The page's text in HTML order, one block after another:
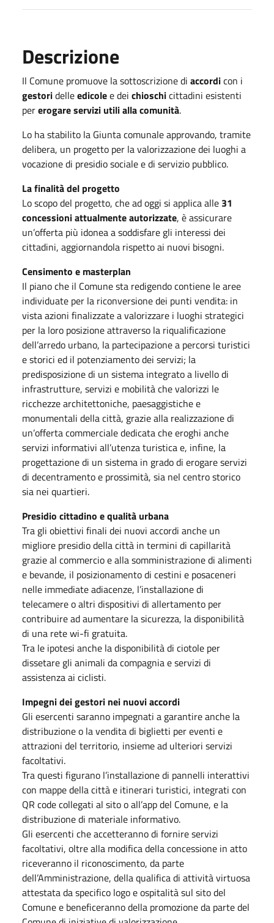
Descrizione
Il Comune promuove la sottoscrizione di accordicon i
gestoridelleedicolee dei chioschicittadini esistenti
pererogare servizi utili alla comunità.
Lo ha stabilito la Giunta comunale approvando, tramite
delibera, un progetto per la valorizzazione dei luoghi a
vocazione di presidio sociale e di servizio pubblico.
La finalità del progetto
Lo scopo del progetto, che ad oggi si applica alle 31
concessioni attualmente autorizzate, è assicurare
un’offerta più idonea a soddisfare gli interessi dei
cittadini, aggiornandola rispetto ai nuovi bisogni.
Censimento e masterplan
Il piano che il Comune sta redigendo contiene le aree
individuate per la riconversione dei punti vendita: in
vista azioni finalizzate a valorizzare i luoghi strategici
per la loro posizione attraverso la riqualificazione
dell’arredo urbano, la partecipazione a percorsi turistici
e storici ed il potenziamento dei servizi; la
predisposizione di un sistema integrato a livello di
infrastrutture, servizi e mobilità che valorizzi le
ricchezze architettoniche, paesaggistiche e
monumentali della città, grazie alla realizzazione di
un’offerta commerciale dedicata che eroghi anche
servizi informativi all’utenza turistica e, infine, la
progettazione di un sistema in grado di erogare servizi
di decentramento e prossimità, sia nel centro storico
sia nei quartieri.
Presidio cittadino e qualità urbana
Tra gli obiettivi finali dei nuovi accordi anche un
migliore presidio della città in termini di capillarità
grazie al commercio e alla somministrazione di alimenti
e bevande, il posizionamento di cestini e posaceneri
nelle immediate adiacenze, l’installazione di
telecamere o altri dispositivi di allertamento per
contribuire ad aumentare la sicurezza, la disponibilità
di una rete wi-fi gratuita.
Tra le ipotesi anche la disponibilità di ciotole per
dissetare gli animali da compagnia e servizi di
assistenza ai ciclisti.
Impegni dei gestori nei nuovi accordi
Gli esercenti saranno impegnati a garantire anche la
distribuzione o la vendita di biglietti per eventi e
attrazioni del territorio, insieme ad ulteriori servizi
facoltativi.
Tra questi figurano l’installazione di pannelli interattivi
con mappe della città e itinerari turistici, integrati con
QR code collegati al sito o all’app del Comune, e la
distribuzione di materiale informativo.
Gli esercenti che accetteranno di fornire servizi
facoltativi, oltre alla modifica della concessione in atto
riceveranno il riconoscimento, da parte
dell’Amministrazione, della qualifica di attività virtuosa
attestata da specifico logo e ospitalità sul sito del
Comune e beneficeranno della promozione da parte del